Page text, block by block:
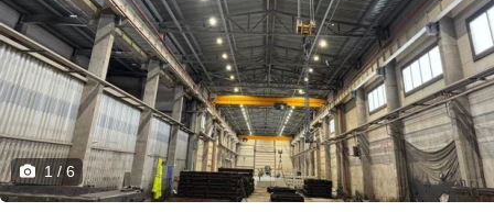
1 / 6